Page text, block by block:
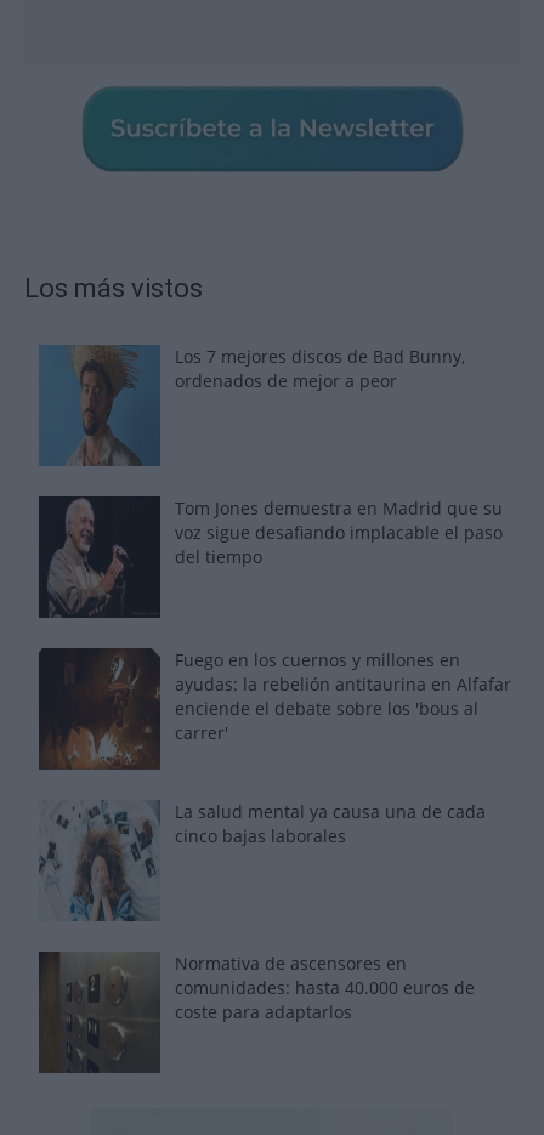
Los más vistos
Los 7 mejores discos de Bad Bunny,
ordenados de mejor a peor
Tom Jones demuestra en Madrid que su
voz sigue desafiando implacable el paso
del tiempo
Fuego en los cuernos y millones en
ayudas: la rebelión antitaurina en Alfafar
enciende el debate sobre los 'bous al
carrer'
La salud mental ya causa una de cada
cinco bajas laborales
Normativa de ascensores en
comunidades: hasta 40.000 euros de
coste para adaptarlos